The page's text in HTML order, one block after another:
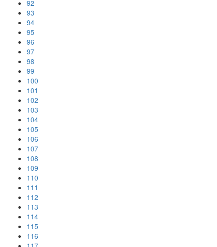
92
93
94
95
96
97
98
99
100
101
102
103
104
105
106
107
108
109
110
111
112
113
114
115
116